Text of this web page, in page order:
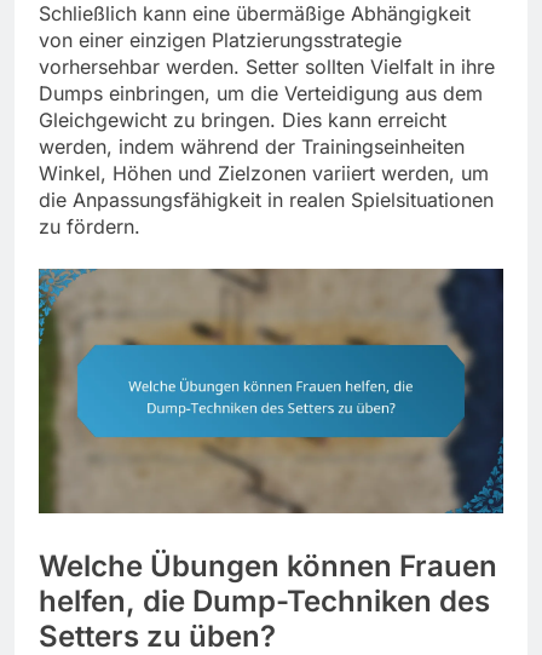
Schließlich kann eine übermäßige Abhängigkeit
von einer einzigen Platzierungsstrategie
vorhersehbar werden. Setter sollten Vielfalt in ihre
Dumps einbringen, um die Verteidigung aus dem
Gleichgewicht zu bringen. Dies kann erreicht
werden, indem während der Trainingseinheiten
Winkel, Höhen und Zielzonen variiert werden, um
die Anpassungsfähigkeit in realen Spielsituationen
zu fördern.
Welche Übungen können Frauen
helfen, die Dump-Techniken des
Setters zu üben?